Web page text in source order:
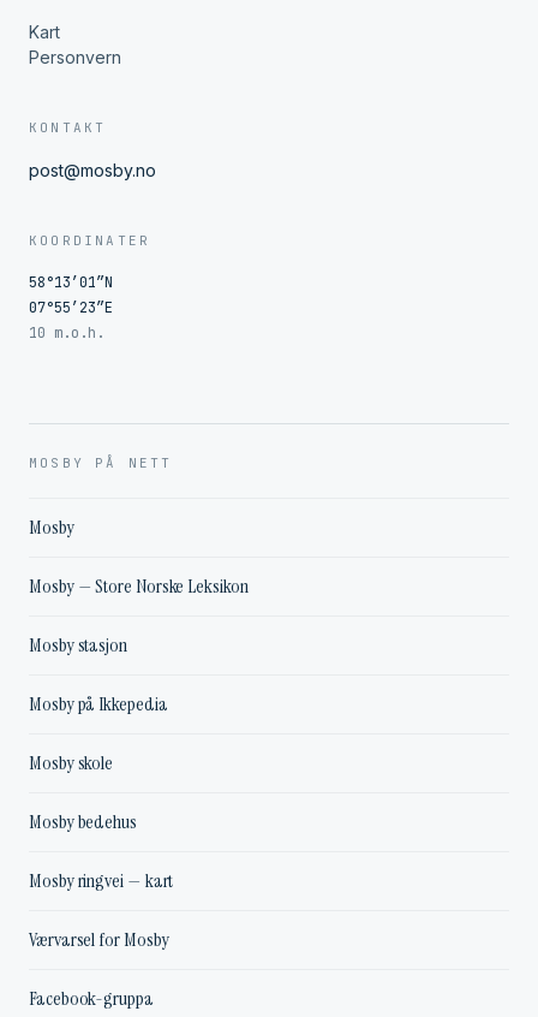
Kart
Personvern
KONTAKT
post@mosby.no
KOORDINATER
58°13′01″N
07°55′23″E
10 m.o.h.
MOSBY PÅ NETT
Mosby
Mosby — Store Norske Leksikon
Mosby stasjon
Mosby på Ikkepedia
Mosby skole
Mosby bedehus
Mosby ringvei — kart
Værvarsel for Mosby
Facebook-gruppa